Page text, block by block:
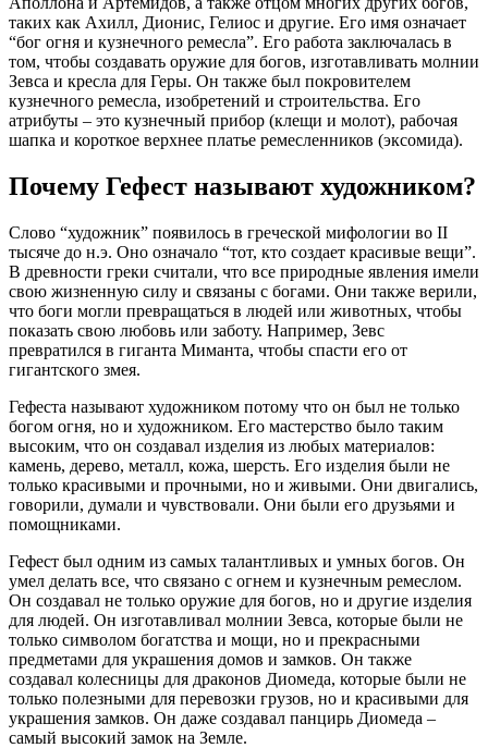
таких как Ахилл, Дионис, Гелиос и другие. Его имя означает
“бог огня и кузнечного ремесла”. Его работа заключалась в
том, чтобы создавать оружие для богов, изготавливать молнии
Зевса и кресла для Геры. Он также был покровителем
кузнечного ремесла, изобретений и строительства. Его
атрибуты – это кузнечный прибор (клещи и молот), рабочая
шапка и короткое верхнее платье ремесленников (эксомида).
Почему Гефест называют художником?
Слово “художник” появилось в греческой мифологии во II
тысяче до н.э. Оно означало “тот, кто создает красивые вещи”.
В древности греки считали, что все природные явления имели
свою жизненную силу и связаны с богами. Они также верили,
что боги могли превращаться в людей или животных, чтобы
показать свою любовь или заботу. Например, Зевс
превратился в гиганта Миманта, чтобы спасти его от
гигантского змея.
Гефеста называют художником потому что он был не только
богом огня, но и художником. Его мастерство было таким
высоким, что он создавал изделия из любых материалов:
камень, дерево, металл, кожа, шерсть. Его изделия были не
только красивыми и прочными, но и живыми. Они двигались,
говорили, думали и чувствовали. Они были его друзьями и
помощниками.
Гефест был одним из самых талантливых и умных богов. Он
умел делать все, что связано с огнем и кузнечным ремеслом.
Он создавал не только оружие для богов, но и другие изделия
для людей. Он изготавливал молнии Зевса, которые были не
только символом богатства и мощи, но и прекрасными
предметами для украшения домов и замков. Он также
создавал колесницы для драконов Диомеда, которые были не
только полезными для перевозки грузов, но и красивыми для
украшения замков. Он даже создавал панцирь Диомеда –
самый высокий замок на Земле.